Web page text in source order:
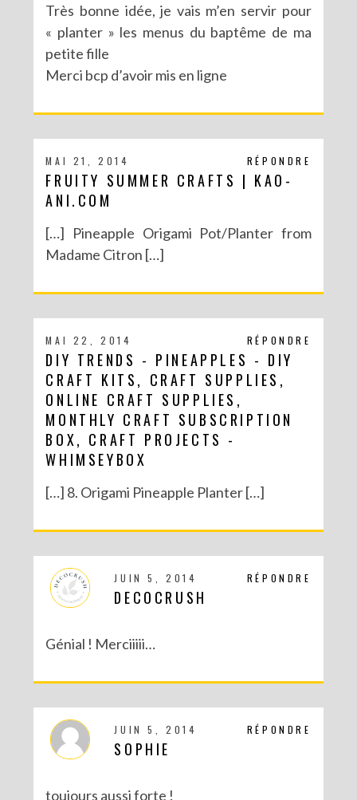
Très bonne idée, je vais m’en servir pour
« planter » les menus du baptême de ma
petite fille
Merci bcp d’avoir mis en ligne
RÉPONDRE
MAI 21, 2014
FRUITY SUMMER CRAFTS | KAO-
ANI.COM
[…] Pineapple Origami Pot/Planter from
Madame Citron […]
RÉPONDRE
MAI 22, 2014
DIY TRENDS - PINEAPPLES - DIY
CRAFT KITS, CRAFT SUPPLIES,
ONLINE CRAFT SUPPLIES,
MONTHLY CRAFT SUBSCRIPTION
BOX, CRAFT PROJECTS -
WHIMSEYBOX
[…] 8. Origami Pineapple Planter […]
RÉPONDRE
JUIN 5, 2014
DECOCRUSH
Génial ! Merciiiii…
RÉPONDRE
JUIN 5, 2014
SOPHIE
toujours aussi forte !